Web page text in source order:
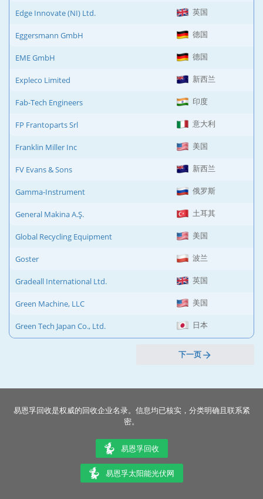
Edge Innovate (NI) Ltd. 英国
Eggersmann GmbH 德国
EME GmbH 德国
Expleco Limited 新西兰
Fab-Tech Engineers 印度
FP Frantoparts Srl 意大利
Franklin Miller Inc 美国
FV Evans & Sons 新西兰
Gamma-Instrument 俄罗斯
General Makina A.Ş. 土耳其
Global Recycling Equipment 美国
Goster 波兰
Gradeall International Ltd. 英国
Green Machine, LLC 美国
Green Tech Japan Co., Ltd. 日本
下一页
易恩孚回收是权威的回收企业名录。信息均已核实，分类明确且联系紧
密。
易恩孚回收
易恩孚太阳能光伏网